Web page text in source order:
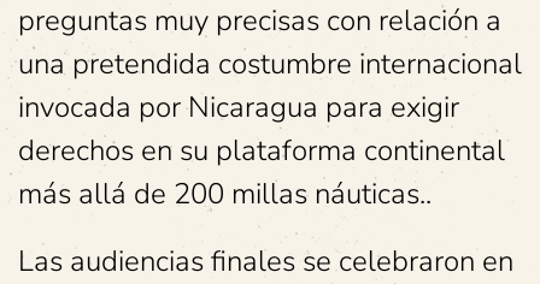
preguntas muy precisas con relación a
una pretendida costumbre internacional
invocada por Nicaragua para exigir
derechos en su plataforma continental
más allá de 200 millas náuticas..
Las audiencias finales se celebraron en